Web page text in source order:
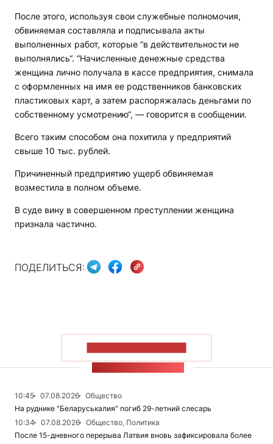
После этого, используя свои служебные полномочия,
обвиняемая составляла и подписывала акты
выполненных работ, которые “в действительности не
выполнялись“. “Начисленные денежные средства
женщина лично получала в кассе предприятия, снимала
с оформленных на имя ее родственников банковских
пластиковых карт, а затем распоряжалась деньгами по
собственному усмотрению“, — говорится в сообщении.
Всего таким способом она похитила у предприятий
свыше 10 тыс. рублей.
Причиненный предприятию ущерб обвиняемая
возместила в полном объеме.
В суде вину в совершенном преступлении женщина
признала частично.
ПОДЕЛИТЬСЯ:
10:45 07.08.2026
Общество
На руднике "Беларуськалия" погиб 29-летний слесарь
10:34
07.08.2026
Общество, Политика
После 15-дневного перерыва Латвия вновь зафиксировала более